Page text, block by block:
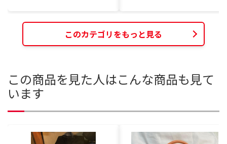
このカテゴリをもっと見る
この商品を見た人はこんな商品も見て
います